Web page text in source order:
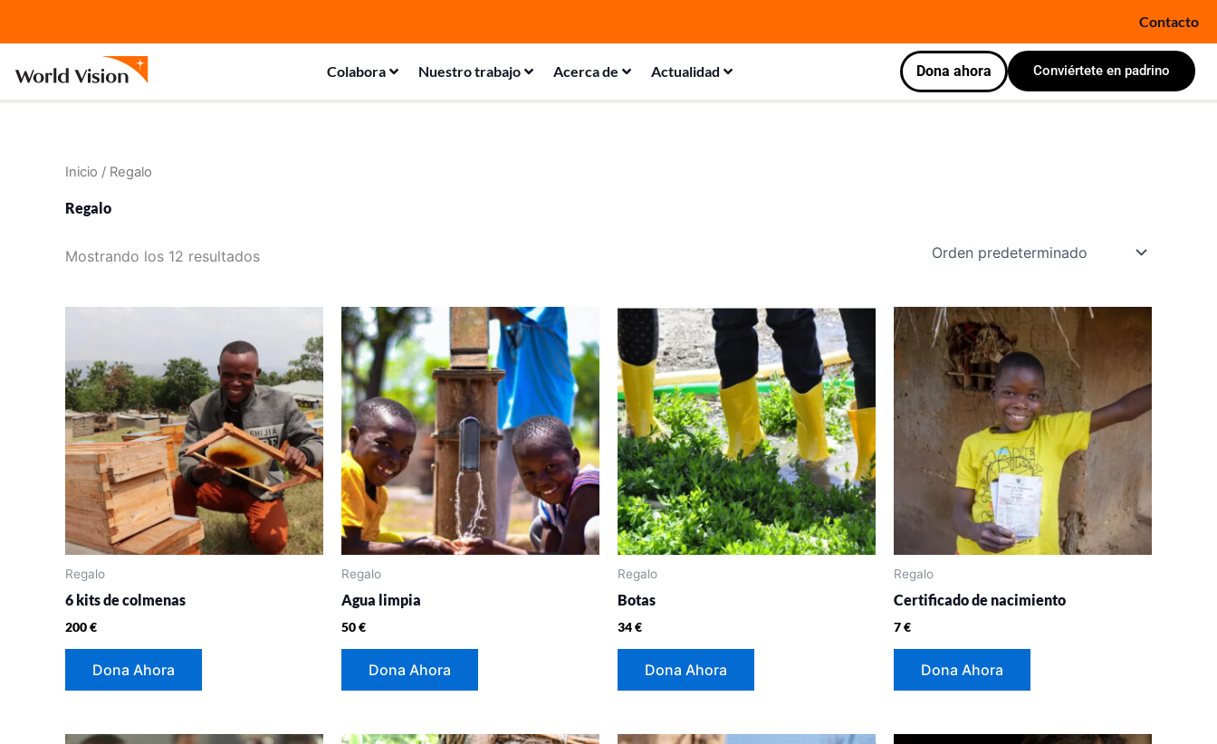
Contacto
Colabora Nuestro trabajo Acerca de Actualidad Dona ahora Conviértete en padrino
Inicio / Regalo
Regalo
Mostrando los 12 resultados
Regalo
6 kits de colmenas
200€
Dona Ahora
Regalo
Agua limpia
50€
Dona Ahora
Regalo
Botas
34€
Dona Ahora
Regalo
Certificado de nacimiento
7€
Dona Ahora